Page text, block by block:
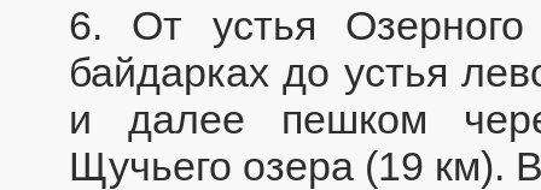
6. От устья
байдарках до устья
и далее пешком
Щучьего озера (19 км).